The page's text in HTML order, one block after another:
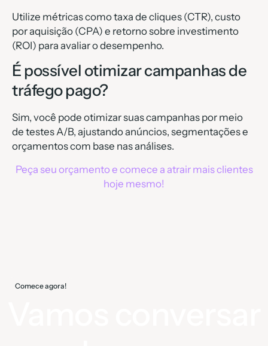
Utilize métricas como taxa de cliques (CTR), custo
por aquisição (CPA) e retorno sobre investimento
(ROI) para avaliar o desempenho.
É possível otimizar campanhas de
tráfego pago?
Sim, você pode otimizar suas campanhas por meio
de testes A/B, ajustando anúncios, segmentações e
orçamentos com base nas análises.
Peça seu orçamento e comece a atrair mais clientes
hoje mesmo!
Comece agora!